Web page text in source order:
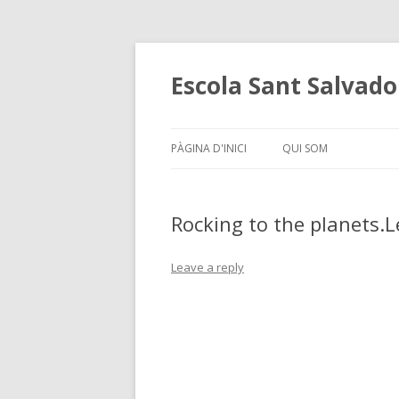
Escola Sant
PÀGINA D'INICI QUI SOM
Rocking to the
Leave a reply